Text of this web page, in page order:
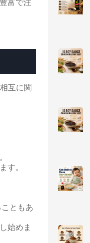
互に関
す。
ともあ
始めま